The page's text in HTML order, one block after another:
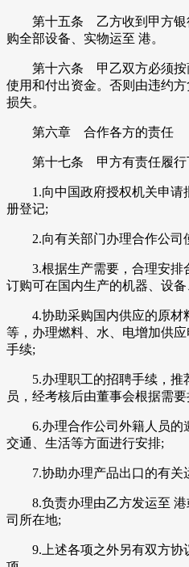
第十五条 乙方收到甲方银
购全部设备、实物运至 港。
第十六条 甲乙双方必须按
使用和付出资金。否则由违约
损失。
第六章 合作各方的责任
第十七条 甲方有责任履行
1.向中国政府授权机关申请
册登记;
2.向有关部门办理合作公司
3.根据生产需要，合理安排
订购可在国内生产的机器、设
4.协助采购国内供应的原材
等，办理燃料、水、电增加供
手续;
5.办理职工的招聘手续，推
员，经考核后由董事会根据需
6.办理合作公司外籍人员的
交通、生活等方面进行安排;
7.协助办理产品出口的有关
8.负责办理由乙方发运至 港
司所在地;
9.上述各项之外另有双方协